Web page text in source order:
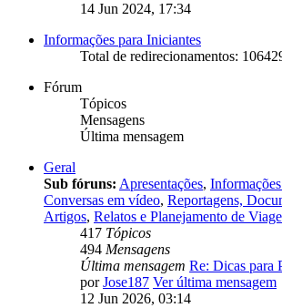
14 Jun 2024, 17:34
Informações para Iniciantes
Total de redirecionamentos:
Fórum
Tópicos
Mensagens
Última mensagem
Geral
Sub fóruns: Apresentações,
Conversas em vídeo, Reportagens,
Artigos, Relatos e Planejamento de
417 Tópicos
494 Mensagens
Última mensagem Re: Dicas para
porJose187 Ver última mensagem
12 Jun 2026, 03:14